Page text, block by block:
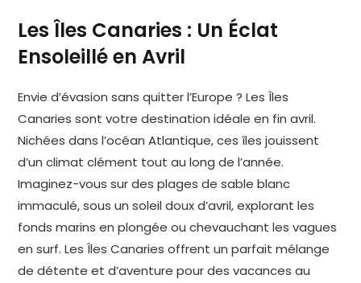
Les Îles Canaries : Un Éclat
Ensoleillé en Avril
Envie d’évasion sans quitter l’Europe ? Les Îles
Canaries sont votre destination idéale en fin avril.
Nichées dans l’océan Atlantique, ces îles jouissent
d’un climat clément tout au long de l’année.
Imaginez-vous sur des plages de sable blanc
immaculé, sous un soleil doux d’avril, explorant les
fonds marins en plongée ou chevauchant les vagues
en surf. Les Îles Canaries offrent un parfait mélange
de détente et d’aventure pour des vacances au